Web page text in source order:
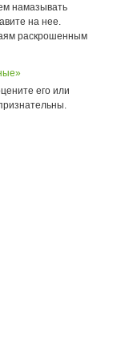
намазывать
на нее.
раскрошенным
его или